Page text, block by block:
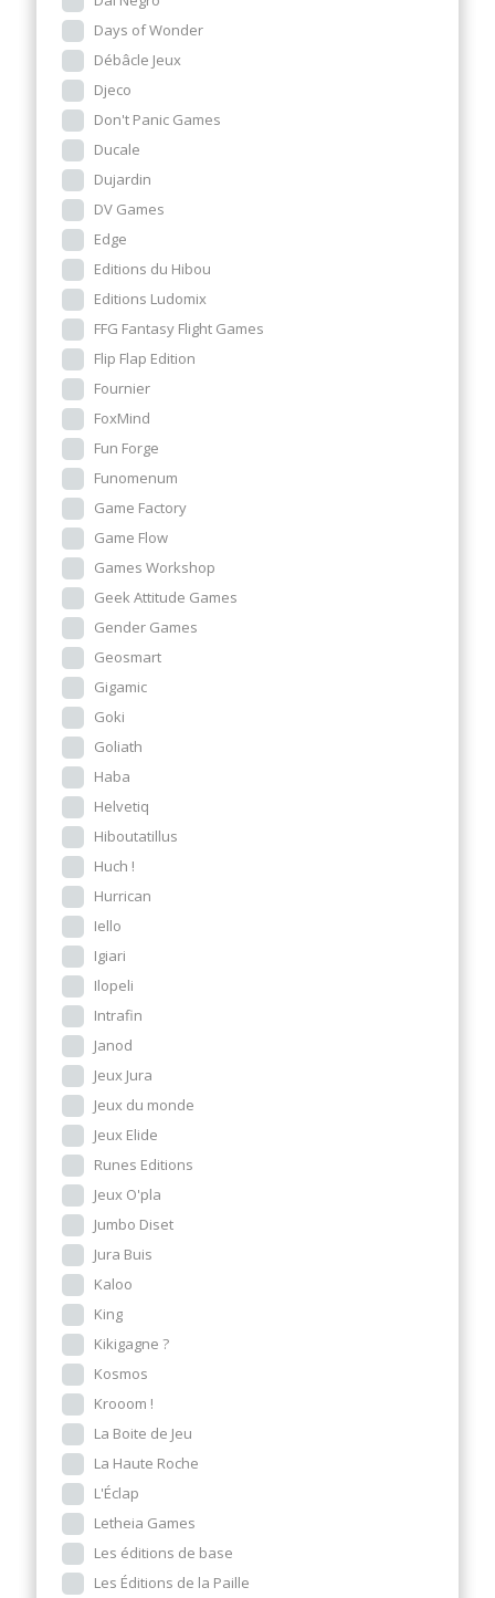
Days of Wonder
Débâcle Jeux
Djeco
Don't Panic Games
Ducale
Dujardin
DV Games
Edge
Editions du Hibou
Editions Ludomix
FFG Fantasy Flight Games
Flip Flap Edition
Fournier
FoxMind
Fun Forge
Funomenum
Game Factory
Game Flow
Games Workshop
Geek Attitude Games
Gender Games
Geosmart
Gigamic
Goki
Goliath
Haba
Helvetiq
Hiboutatillus
Huch !
Hurrican
Iello
Igiari
Ilopeli
Intrafin
Janod
Jeux Jura
Jeux du monde
Jeux Elide
Runes Editions
Jeux O'pla
Jumbo Diset
Jura Buis
Kaloo
King
Kikigagne ?
Kosmos
Krooom !
La Boite de Jeu
La Haute Roche
L'Éclap
Letheia Games
Les éditions de base
Les Éditions de la Paille